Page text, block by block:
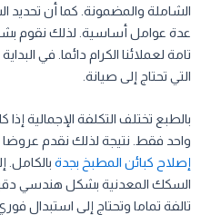
الشاملة والمضمونة. كما أن تحديد
عدة عوامل أساسية. لذلك نقوم
تامة لعملائنا الكرام دائما. في
التي تحتاج إلى صيانة.
بالطبع تختلف التكلفة الإجمالية
واحد فقط. نتيجة لذلك نقدم
إصلاح كبائن المطبخ بجدة
السكك المعدنية بشكل هندسي
تالفة تماما وتحتاج إلى استبدال